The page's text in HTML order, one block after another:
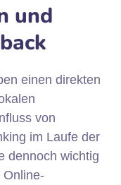
und
einen direkten
von
im Laufe der
dennoch wichtig
Online-